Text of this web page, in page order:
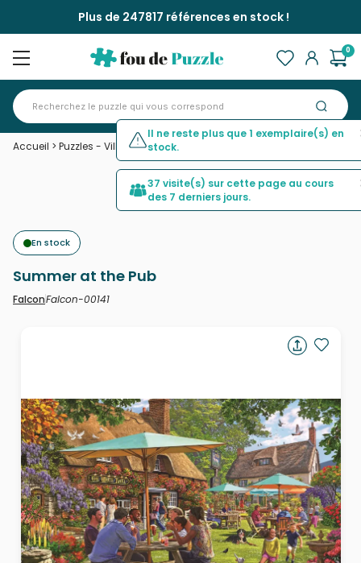
Plus de 247817 références en stock !
0
Accueil > Puzzles - Villes et Villages
En stock
Summer at the Pub
FalconFalcon-00141
Il ne reste plus que 1 exemplaire(s) en
stock.
37 visite(s) sur cette page au cours
des 7 derniers jours.